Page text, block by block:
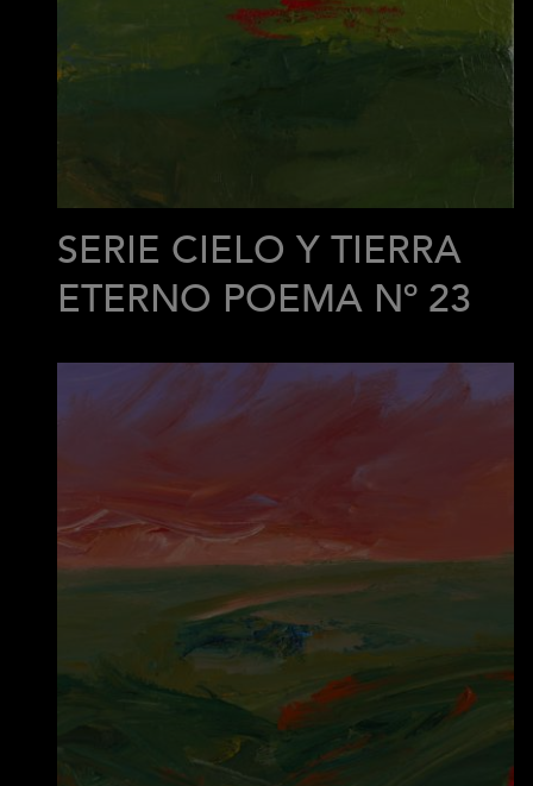
SERIE CIELO Y TIERRA
ETERNO POEMA Nº 23